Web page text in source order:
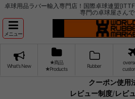
卓球用品ラバー輸入専門店！国際卓球連盟
専門の卓球屋さんで
メニュー
What's New
★商品
★Products
Rubber
クーポン使用
レビュー制度/レビ